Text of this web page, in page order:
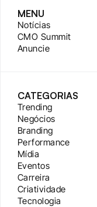
MENU
Notícias
CMO Summit
Anuncie
CATEGORIAS
Trending
Negócios
Branding
Performance
Mídia
Eventos
Carreira
Criatividade
Tecnologia